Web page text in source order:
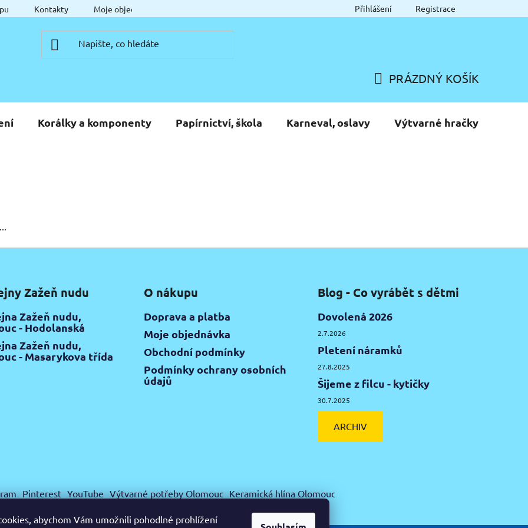
abychom Vám umožnili pohodlné prohlížení
Kontakty Moje objednávka Přihlášení Registrace
KOŠÍK
PRÁZDNÝ KOŠÍK
Korálky a komponenty Papírnictví, škola Karneval, oslavy Výtvarné hračky
Zažeň nudu
Zažeň nudu,
- Hodolanská
Zažeň nudu,
- Masarykova třída
O nákupu
Doprava a platba
Moje objednávka
Obchodní podmínky
Podmínky ochrany osobních
údajů
Blog - Co vyrábět s dětmi
Dovolená 2026
2.7.2026
Pletení náramků
27.8.2025
Šijeme z filcu - kytičky
30.7.2025
ARCHIV
Pinterest YouTube Výtvarné potřeby Olomouc Keramická hlína Olomouc